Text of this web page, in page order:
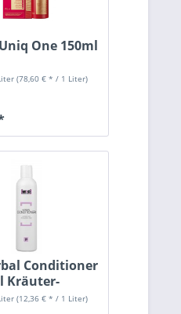
One 150ml
(78,60 € * / 1 Liter)
Conditioner
Kräuter-
(12,36 € * / 1 Liter)